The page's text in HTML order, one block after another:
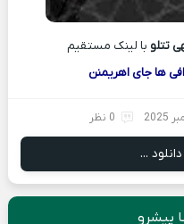
تتلو با لينک مستقيم
ها جای اهریمنن
0 نظر
...
پیشرو